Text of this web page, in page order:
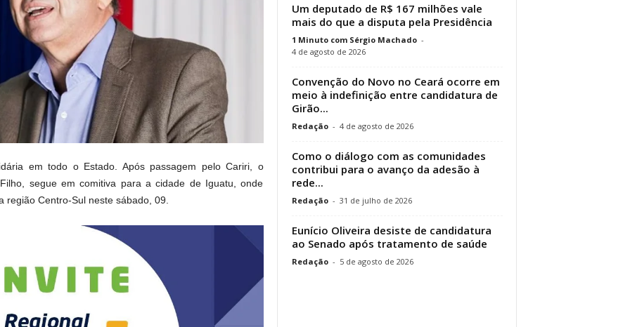
em todo o Estado. Após passagem pelo Cariri, o
segue em comitiva para a cidade de Iguatu, onde
Centro-Sul neste sábado, 09.
Um deputado de R$ 167 milhões vale
mais do que a disputa pela Presidência
1 Minuto com Sérgio Machado -
4 de agosto de 2026
Convenção do Novo no Ceará ocorre em
meio à indefinição entre candidatura de
Girão...
Redação - 4 de agosto de 2026
Como o diálogo com as comunidades
contribui para o avanço da adesão à
rede...
Redação - 31 de julho de 2026
Eunício Oliveira desiste de candidatura
ao Senado após tratamento de saúde
Redação - 5 de agosto de 2026